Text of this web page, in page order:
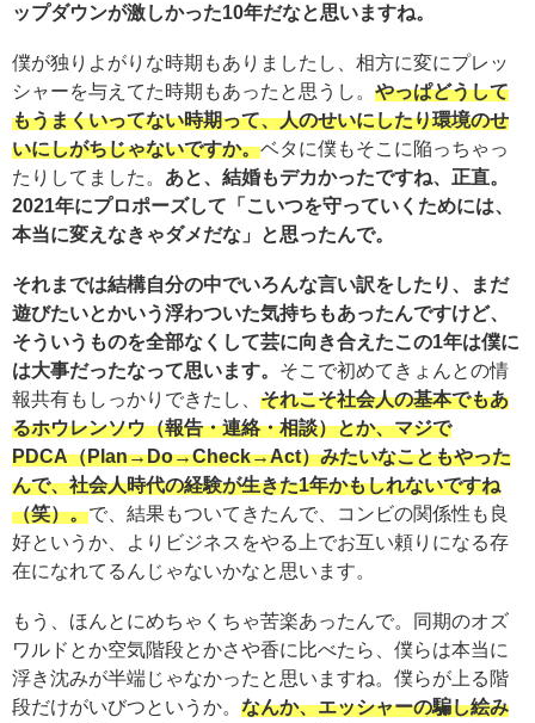
ップダウンが激しかった10年だなと思いますね。
僕が独りよがりな時期もありましたし、相方に変にプレッ
シャーを与えてた時期もあったと思うし。 やっぱどうして
もうまくいってない時期って、人のせいにしたり環境のせ
いにしがちじゃないですか。ベタに僕もそこに陥っちゃっ
たりしてました。 あと、結婚もデカかったですね、正直。
2021年にプロポーズして「こいつを守っていくためには、
本当に変えなきゃダメだな」と思ったんで。
それまでは結構自分の中でいろんな言い訳をしたり、まだ
遊びたいとかいう浮わついた気持ちもあったんですけど、
そういうものを全部なくして芸に向き合えたこの1年は僕に
は大事だったなって思います。 そこで初めてきょんとの情
報共有もしっかりできたし、 それこそ社会人の基本でもあ
るホウレンソウ（報告・連絡・相談）とか、マジで
PDCA（Plan→Do→Check→Act）みたいなこともやった
んで、社会人時代の経験が生きた1年かもしれないですね
（笑）。で、結果もついてきたんで、コンビの関係性も良
好というか、よりビジネスをやる上でお互い頼りになる存
在になれてるんじゃないかなと思います。
もう、ほんとにめちゃくちゃ苦楽あったんで。同期のオズ
ワルドとか空気階段とかさや香に比べたら、僕らは本当に
浮き沈みが半端じゃなかったと思いますね。僕らが上る階
段だけがいびつというか。 なんか、エッシャーの騙し絵み